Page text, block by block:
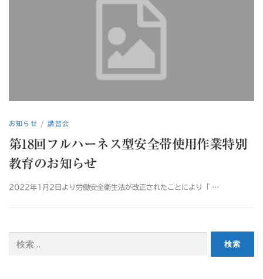
お知らせ /講習会
第18回フルハーネス型安全帯使用作業特別
教育のお知らせ
2022年1月2日より労働安全衛生法が改正されたことにより「 …